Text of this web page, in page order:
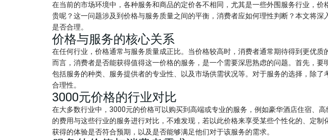
在当前的市场环境中，各种服务和商品的定价各不相同，尤其是一些外围服务行业，
贵呢？这一问题涉及到价格与服务质量之间的平衡，消费者应如何理性判断？本文将
是否合理。
价格与服务的核心关系
在任何行业，价格通常与服务质量成正比。当价格较高时，消费者通常期待得到更优
而言，消费者是否能获得值得这一价格的服务，是一个需要深思熟虑的问题。首先，要
包括服务的种类、服务提供者的专业性、以及市场供需状况等。对于服务的选择，除
合理性。
3000元价格的行业对比
在大多数行业中，3000元的价格可以购买到高端或专业的服务，例如豪华酒店住宿、
的费用与这些行业的服务进行对比，不难发现，若以此价格来享受某些个性化的、定
获得的体验是否符合预期，以及是否能够满足他们对于该服务的需求。